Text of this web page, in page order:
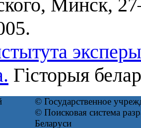
Минск,
Гісторыя
© Государственное
© Поисковая система
Беларуси